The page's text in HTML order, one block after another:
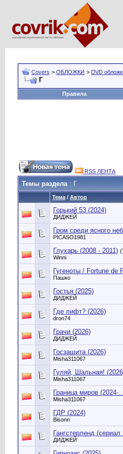
Covers > ОБЛОЖКИ > DVD
Г
Правила
RSS ЛЕНТА
Темы раздела: Г
Тема / Автор
Горький 53 (2024)
ДИДЖЕЙ
Гром среди ясного
PICASO1981
Глухарь (2008 - 2011) (
Winni
Гугеноты / Fortune de
Пашко
Гостья (2025)
ДИДЖЕЙ
Где лифт? (2026)
dron74
Грачи (2026)
ДИДЖЕЙ
Госзащита (2026)
Misha311067
Гуляй, Шальная!
Misha311067
Граница миров (2024-
Misha311067
ГДР (2024)
Bisonn
Гангстерленд
ДИДЖЕЙ